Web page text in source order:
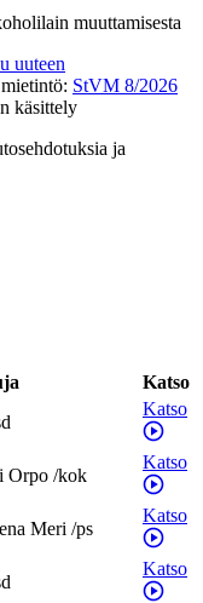
muuttamisesta
uuteen
: StVM 8/2026
käsittely
ja
Katso
Katso
Orpo /kok
Katso
Meri /ps
Katso
Katso